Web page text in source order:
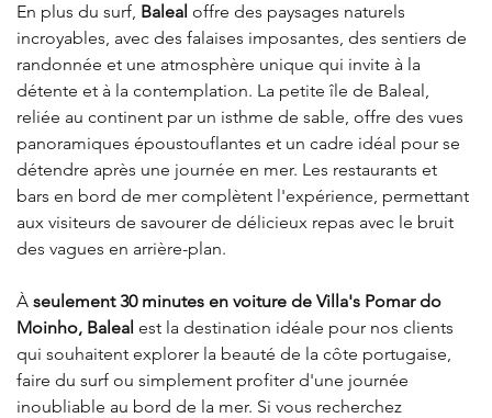
En plus du surf, Baleal offre des paysages naturels
incroyables, avec des falaises imposantes, des sentiers de
randonnée et une atmosphère unique qui invite à la
détente et à la contemplation. La petite île de Baleal,
reliée au continent par un isthme de sable, offre des vues
panoramiques époustouflantes et un cadre idéal pour se
détendre après une journée en mer. Les restaurants et
bars en bord de mer complètent l'expérience, permettant
aux visiteurs de savourer de délicieux repas avec le bruit
des vagues en arrière-plan.
À seulement 30 minutes en voiture de Villa's Pomar do
Moinho, Baleal est la destination idéale pour nos clients
qui souhaitent explorer la beauté de la côte portugaise,
faire du surf ou simplement profiter d'une journée
inoubliable au bord de la mer. Si vous recherchez